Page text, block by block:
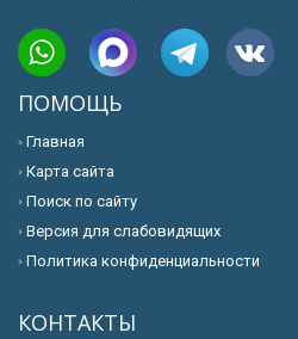
ПОМОЩЬ
Главная
Карта сайта
Поиск по сайту
Версия для слабовидящих
Политика конфиденциальности
КОНТАКТЫ